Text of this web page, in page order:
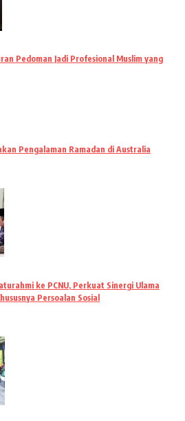
Pedoman Jadi Profesional Muslim yang
Pengalaman Ramadan di Australia
ke PCNU, Perkuat Sinergi Ulama
Persoalan Sosial